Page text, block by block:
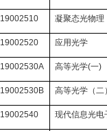
19002510 凝聚态光物理
19002520 应用光学
19002530A 高等光学(一)
19002530B 高等光学（二
19002540 现代信息光电